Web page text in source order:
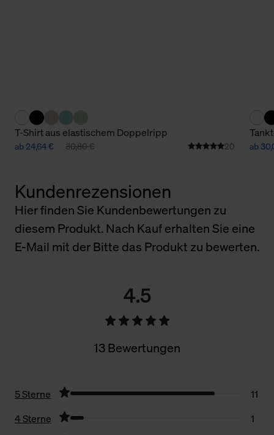
T-Shirt aus elastischem Doppelripp
ab 24,64 € 30,80 € 20 ab
Kundenrezensionen
Hier finden Sie Kundenbewertungen zu
diesem Produkt. Nach Kauf erhalten Sie eine
E-Mail mit der Bitte das Produkt zu bewerten.
4.5
13 Bewertungen
5 Sterne
11
4 Sterne
1